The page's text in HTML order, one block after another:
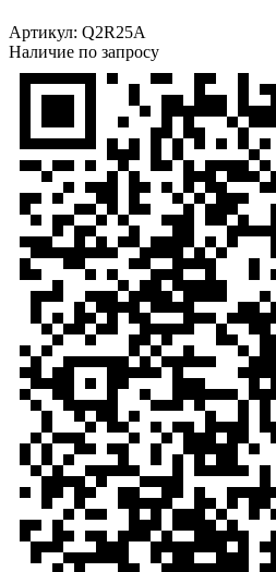
Артикул: Q2R25A
Наличие по запросу